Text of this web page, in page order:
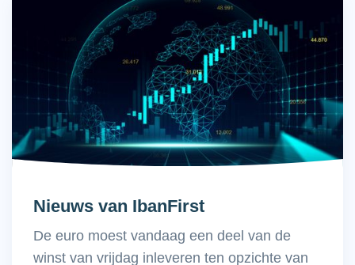
Nieuws van IbanFirst
De euro moest vandaag een deel van de
winst van vrijdag inleveren ten opzichte van